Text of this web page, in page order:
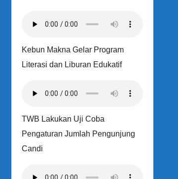
Kebun Makna Gelar Program
Literasi dan Liburan Edukatif
TWB Lakukan Uji Coba
Pengaturan Jumlah Pengunjung
Candi